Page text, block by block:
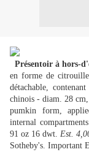
Présentoir à hors-
en forme de
détachable,
chinois - diam. 28
pumkin form,
internal
91 oz 16 dwt. Est.
Sotheby's. Important